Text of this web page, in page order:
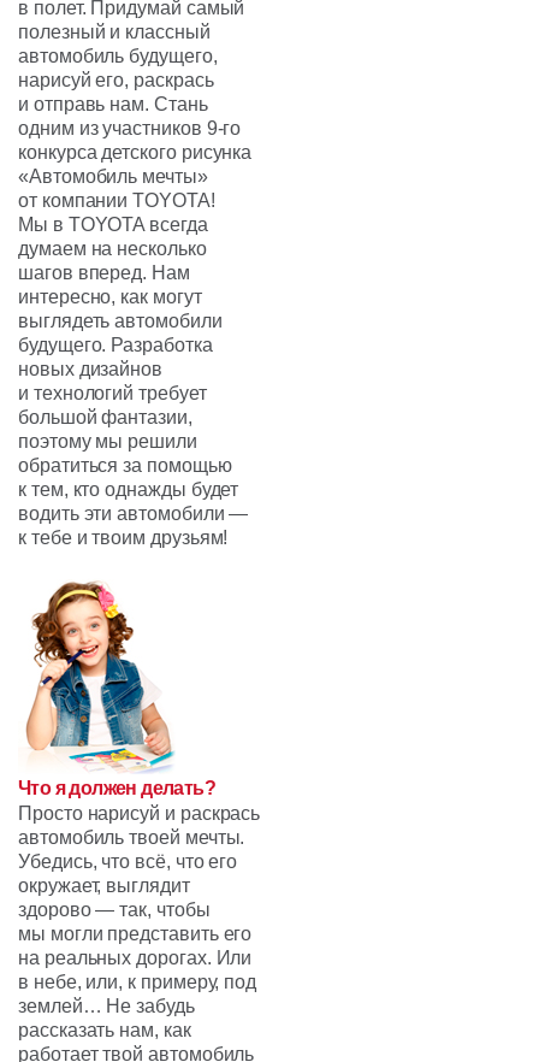
в полет. Придумай самый
полезный и классный
автомобиль будущего,
нарисуй его, раскрась
и отправь нам. Стань
одним из участников 9-го
конкурса детского рисунка
«Автомобиль мечты»
от компании TOYOTA!
Мы в TOYOTA всегда
думаем на несколько
шагов вперед. Нам
интересно, как могут
выглядеть автомобили
будущего. Разработка
новых дизайнов
и технологий требует
большой фантазии,
поэтому мы решили
обратиться за помощью
к тем, кто однажды будет
водить эти автомобили —
к тебе и твоим друзьям!
Что я должен делать?
Просто нарисуй и раскрась
автомобиль твоей мечты.
Убедись, что всё, что его
окружает, выглядит
здорово — так, чтобы
мы могли представить его
на реальных дорогах. Или
в небе, или, к примеру, под
землей… Не забудь
рассказать нам, как
работает твой автомобиль